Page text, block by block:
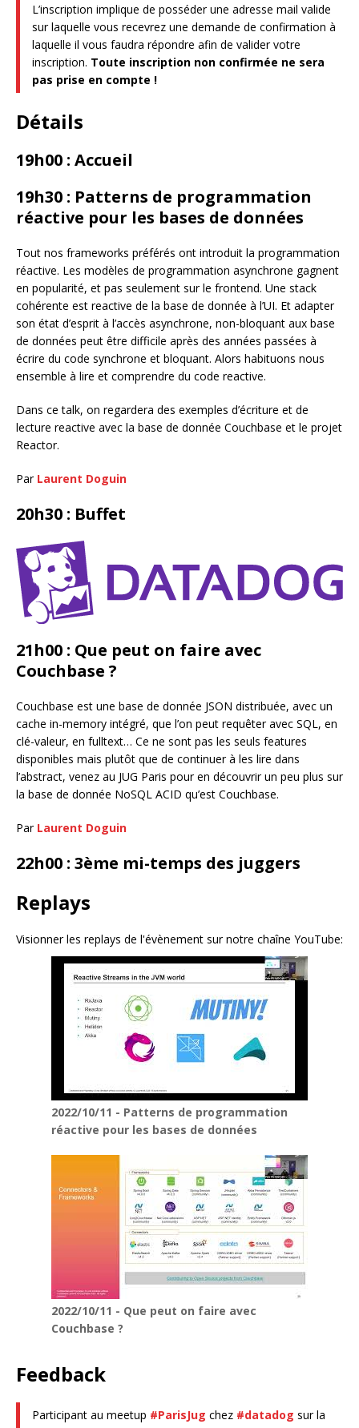
L’inscription implique de posséder une adresse mail valide
sur laquelle vous recevrez une demande de confirmation à
laquelle il vous faudra répondre afin de valider votre
inscription. Toute inscription non confirmée ne sera
pas prise en compte !
Détails
19h00 : Accueil
19h30 : Patterns de programmation
réactive pour les bases de données
Tout nos frameworks préférés ont introduit la programmation
réactive. Les modèles de programmation asynchrone gagnent
en popularité, et pas seulement sur le frontend. Une stack
cohérente est reactive de la base de donnée à l’UI. Et adapter
son état d’esprit à l’accès asynchrone, non-bloquant aux base
de données peut être difficile après des années passées à
écrire du code synchrone et bloquant. Alors habituons nous
ensemble à lire et comprendre du code reactive.
Dans ce talk, on regardera des exemples d’écriture et de
lecture reactive avec la base de donnée Couchbase et le projet
Reactor.
Par Laurent Doguin
20h30 : Buffet
21h00 : Que peut on faire avec
Couchbase ?
Couchbase est une base de donnée JSON distribuée, avec un
cache in-memory intégré, que l’on peut requêter avec SQL, en
clé-valeur, en fulltext… Ce ne sont pas les seuls features
disponibles mais plutôt que de continuer à les lire dans
l’abstract, venez au JUG Paris pour en découvrir un peu plus sur
la base de donnée NoSQL ACID qu’est Couchbase.
Par Laurent Doguin
22h00 : 3ème mi-temps des juggers
Replays
Visionner les replays de l'évènement sur notre chaîne YouTube:
2022/10/11 - Patterns de programmation
réactive pour les bases de données
2022/10/11 - Que peut on faire avec
Couchbase ?
Feedback
Participant au meetup #ParisJug chez #datadog sur la